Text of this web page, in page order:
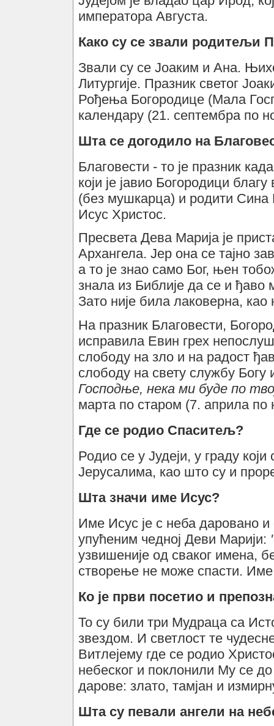
императора Августа.
Како су се звали родитељи
Звали су се Јоаким и Ана.
Литургије. Празник светог
Рођења Богородице (Мала
календару (21. септембра по
Шта се догодило на
Благовести - то је празник
који је јавио Богородици
(без мушкарца) и родити Сина
Исус Христос.
Пресвета Дева Марија је
Архангела. Јер она се тајно
а то је знао само Бог, њен
знала из Библије да се и ђаво
Зато није била лаковерна,
На празник Благовести,
исправила Евин грех
слободу на зло и на радост
слободу на свету службу
Господње, нека ми буде по
марта по старом (7. априла по
Где се родио Спаситељ?
Родио се у Јудеји, у граду
Јерусалима, као што су и
Шта значи име Исус?
Име Исус је с неба даровано
упућеним чедној Деви Марији:
узвишеније од сваког имена,
створење не може спасти.
Ко је први посетио и
То су били три Мудраца са
звездом. И светлост те
Витлејему где се родио
небеског и поклонили Му се
дарове: злато, тамјан и
Шта су певали ангели на